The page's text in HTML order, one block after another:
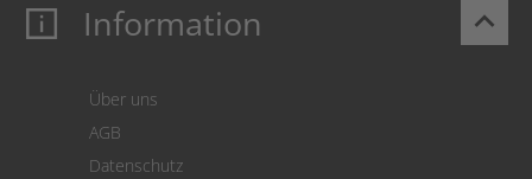
Mein Konto
keyboard_arrow_up
Information
Über uns
AGB
Datenschutz